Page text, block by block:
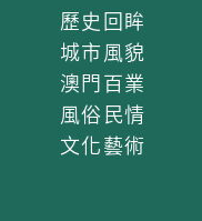
歷史回眸
城市風貌
澳門百業
風俗民情
文化藝術